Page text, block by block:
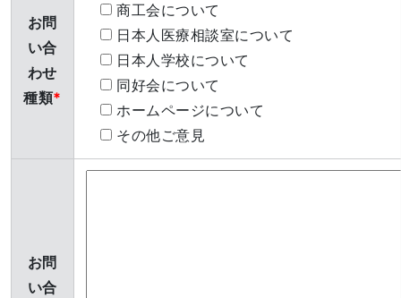
お問
い合
わせ
種類
商工会について
日本人医療相談室について
日本人学校について
同好会について
ホームページについて
その他ご意見
お問
い合